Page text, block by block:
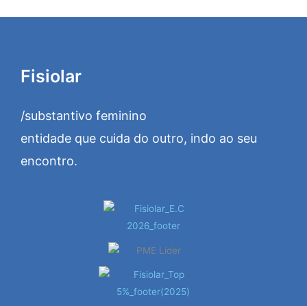
Fisiolar
/substantivo feminino
entidade que cuida do outro, indo ao seu
encontro.